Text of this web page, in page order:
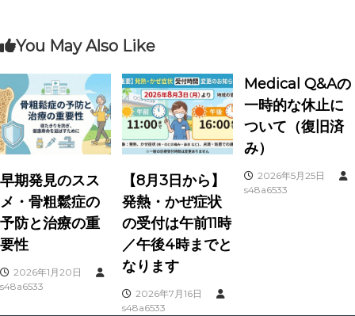
ビ
ゲ
ー
シ
ョ
ン
You May Also Like
早期発見のスス
メ・骨粗鬆症の
予防と治療の重
要性
2026年1月20日
s48a6533
【8月3日から】
発熱・かぜ症状
の受付は午前11時
／午後4時までと
なります
2026年7月16日
s48a6533
Medical Q&Aの
一時的な休止に
ついて（復旧済
み）
2026年5月25日
s48a6533